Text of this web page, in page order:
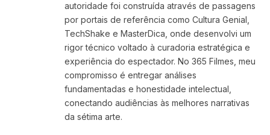
autoridade foi construída através de passagens
por portais de referência como Cultura Genial,
TechShake e MasterDica, onde desenvolvi um
rigor técnico voltado à curadoria estratégica e
experiência do espectador. No 365 Filmes, meu
compromisso é entregar análises
fundamentadas e honestidade intelectual,
conectando audiências às melhores narrativas
da sétima arte.